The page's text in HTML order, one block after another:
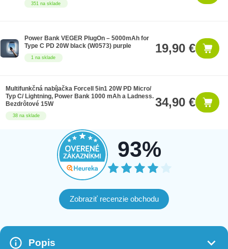
351 na sklade
1 na sklade
Power Bank VEGER PlugOn – 5000mAh for
Type C PD 20W black (W0573) purple
19,90 €
38 na sklade
Multifunkčná nabíjačka Forcell 5in1 20W PD Micro/
Typ C/ Lightning, Power Bank 1000 mAh a Ladness.
Bezdrôtové 15W
34,90 €
93%
Zobraziť recenzie obchodu
Popis